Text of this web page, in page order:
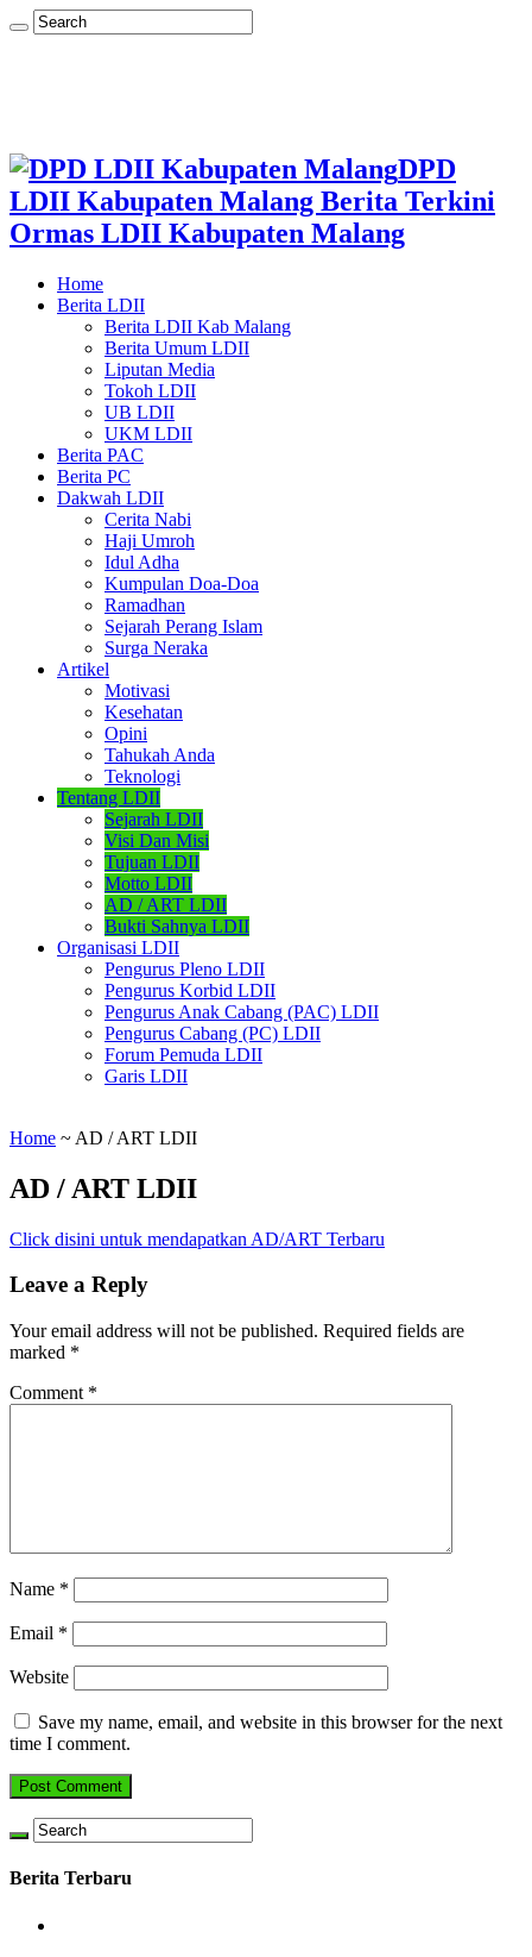
DPD
LDII Kabupaten Malang Berita Terkini
Ormas LDII Kabupaten Malang
Home
Berita LDII
Berita LDII Kab Malang
Berita Umum LDII
Liputan Media
Tokoh LDII
UB LDII
UKM LDII
Berita PAC
Berita PC
Dakwah LDII
Cerita Nabi
Haji Umroh
Idul Adha
Kumpulan Doa-Doa
Ramadhan
Sejarah Perang Islam
Surga Neraka
Artikel
Motivasi
Kesehatan
Opini
Tahukah Anda
Teknologi
Tentang LDII
Sejarah LDII
Visi Dan Misi
Tujuan LDII
Motto LDII
AD / ART LDII
Bukti Sahnya LDII
Organisasi LDII
Pengurus Pleno LDII
Pengurus Korbid LDII
Pengurus Anak Cabang (PAC) LDII
Pengurus Cabang (PC) LDII
Forum Pemuda LDII
Garis LDII
Home ~ AD / ART LDII
AD / ART LDII
Click disini untuk mendapatkan AD/ART Terbaru
Leave a Reply
Your email address will not be published. Required fields are
marked *
Comment *
Name *
Email *
Website
Save my name, email, and website in this browser for the next
time I comment.
Berita Terbaru